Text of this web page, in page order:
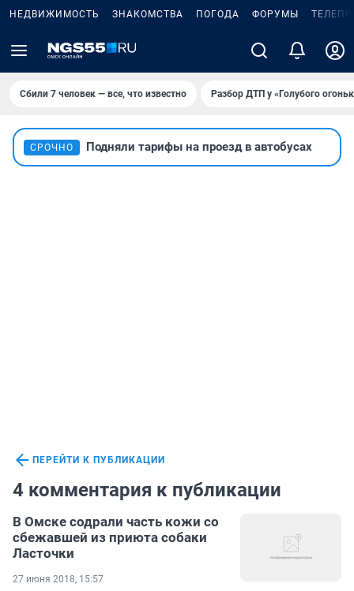
НЕДВИЖИМОСТЬ ЗНАКОМСТВА ПОГОДА ФОРУМЫ
Сбили 7 человек — все, что известно Разбор ДТП у «Голубого
СРОЧНО Подняли тарифы на проезд в автобусах
ПЕРЕЙТИ К ПУБЛИКАЦИИ
4 комментария к публикации
В Омске содрали часть кожи со
сбежавшей из приюта собаки
Ласточки
27 июня 2018, 15:57